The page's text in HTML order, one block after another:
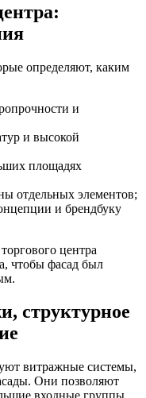
определяют, каким
и
и высокой
площадях
отдельных элементов;
и брендбуку
центра
чтобы фасад был
структурное
витражные системы,
Они позволяют